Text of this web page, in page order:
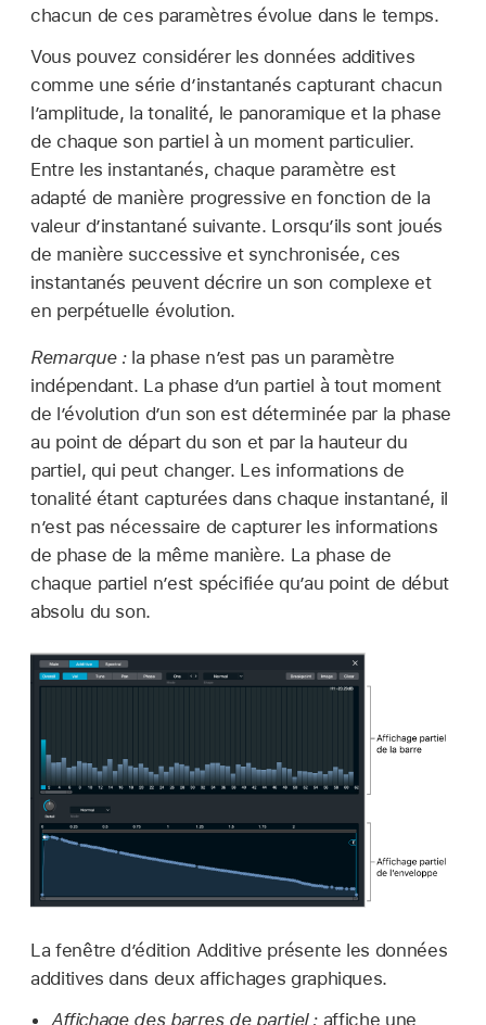
chacun de ces paramètres évolue dans le temps.
Vous pouvez considérer les données additives
comme une série d’instantanés capturant chacun
l’amplitude, la tonalité, le panoramique et la phase
de chaque son partiel à un moment particulier.
Entre les instantanés, chaque paramètre est
adapté de manière progressive en fonction de la
valeur d’instantané suivante. Lorsqu’ils sont joués
de manière successive et synchronisée, ces
instantanés peuvent décrire un son complexe et
en perpétuelle évolution.
Remarque : la phase n’est pas un paramètre
indépendant. La phase d’un partiel à tout moment
de l’évolution d’un son est déterminée par la phase
au point de départ du son et par la hauteur du
partiel, qui peut changer. Les informations de
tonalité étant capturées dans chaque instantané, il
n’est pas nécessaire de capturer les informations
de phase de la même manière. La phase de
chaque partiel n’est spécifiée qu’au point de début
absolu du son.
La fenêtre d’édition Additive présente les données
additives dans deux affichages graphiques.
Affichage des barres de partiel : affiche une